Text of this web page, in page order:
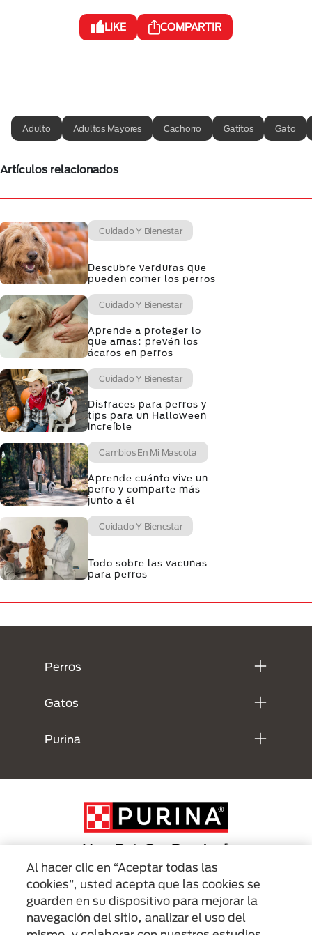
LIKE COMPARTIR
Adulto Adultos Mayores Cachorro Gatitos Gato
Artículos relacionados
Cuidado Y Bienestar
Descubre verduras que
pueden comer los perros
Cuidado Y Bienestar
Aprende a proteger lo
que amas: prevén los
ácaros en perros
Cuidado Y Bienestar
Disfraces para perros y
tips para un Halloween
increíble
Cambios En Mi Mascota
Aprende cuánto vive un
perro y comparte más
junto a él
Cuidado Y Bienestar
Todo sobre las vacunas
para perros
Perros
Gatos
Purina
Menu Footer Secundario Purina
Al hacer clic en “Aceptar todas las
cookies”, usted acepta que las cookies se
guarden en su dispositivo para mejorar la
navegación del sitio, analizar el uso del